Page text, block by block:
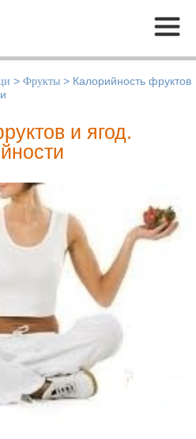
Меню
> Фрукты > Калорийность фруктов
и ягод.